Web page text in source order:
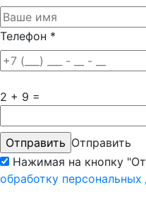
Телефон *
2 + 9 =
Отправить
Нажимая на кнопку
обработку персональных